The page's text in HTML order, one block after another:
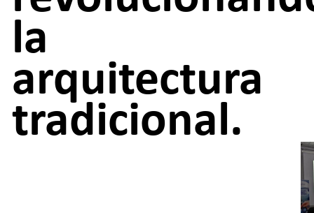
la
arquitectura
tradicional.